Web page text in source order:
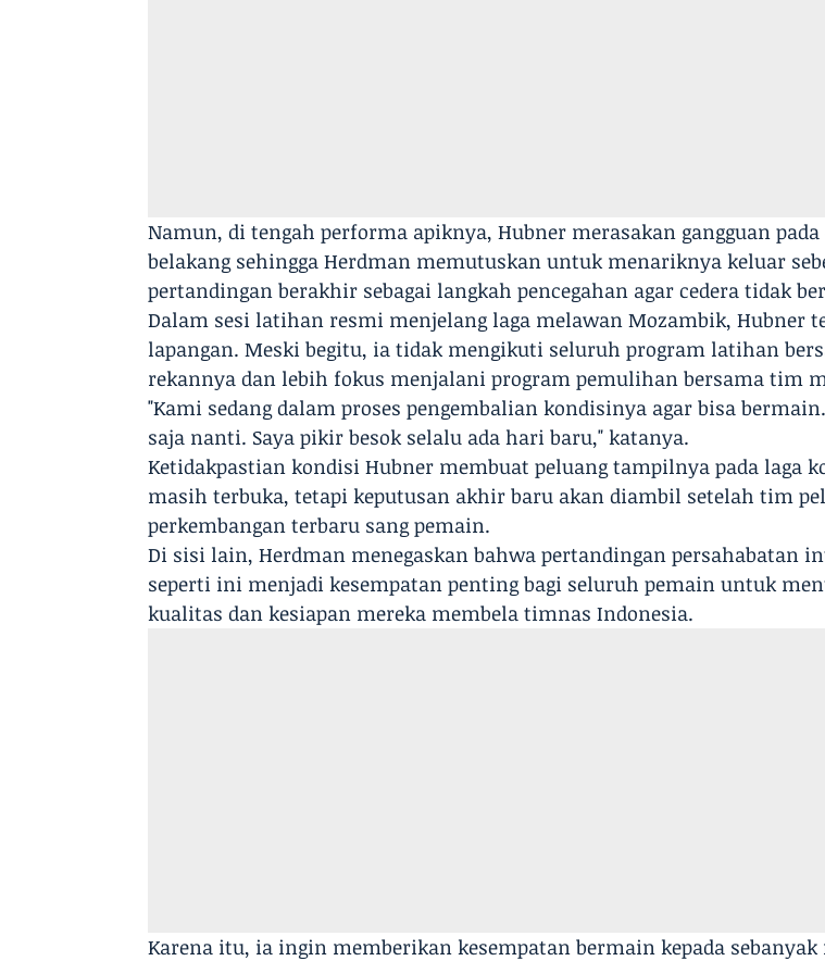
Namun, di tengah performa apiknya, Hubner merasakan gangguan
belakang sehingga Herdman memutuskan untuk menariknya keluar
pertandingan berakhir sebagai langkah pencegahan agar cedera tidak
Dalam sesi latihan resmi menjelang laga melawan Mozambik, Hubner
lapangan. Meski begitu, ia tidak mengikuti seluruh program latihan
rekannya dan lebih fokus menjalani program pemulihan bersama tim
"Kami sedang dalam proses pengembalian kondisinya agar bisa
saja nanti. Saya pikir besok selalu ada hari baru," katanya.
Ketidakpastian kondisi Hubner membuat peluang tampilnya pada laga
masih terbuka, tetapi keputusan akhir baru akan diambil setelah tim
perkembangan terbaru sang pemain.
Di sisi lain, Herdman menegaskan bahwa pertandingan persahabatan
seperti ini menjadi kesempatan penting bagi seluruh pemain untuk
kualitas dan kesiapan mereka membela timnas Indonesia.
Karena itu, ia ingin memberikan kesempatan bermain kepada